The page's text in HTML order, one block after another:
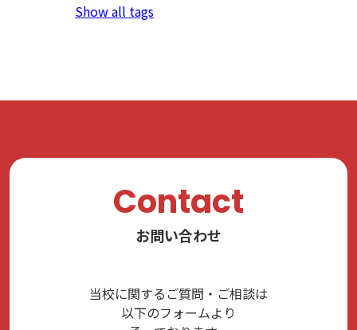
Show all tags
Contact
お問い合わせ
当校に関するご質問・ご相談は
以下のフォームより